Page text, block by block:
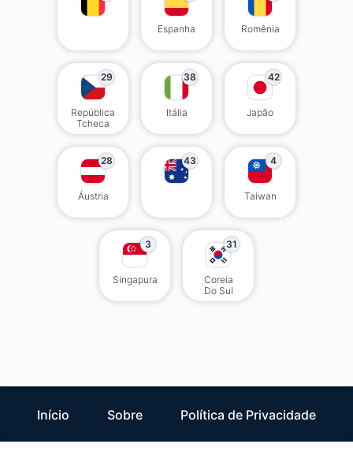
Espanha Romênia
29
República
Tcheca
38
Itália
42
Japão
28
Áustria
43 4
Taiwan
3
Singapura
31
Coreia
Do Sul
Início Sobre Política de Privacidade